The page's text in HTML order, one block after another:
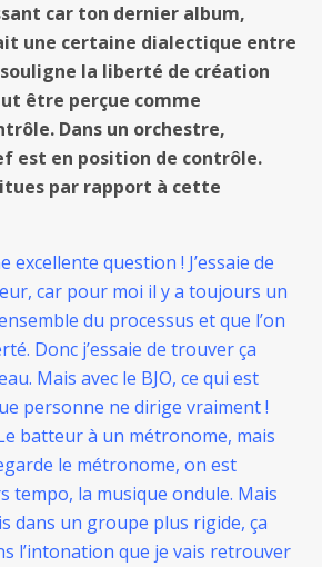
car ton dernier album,
une certaine dialectique entre
la liberté de création
être perçue comme
Dans un orchestre,
est en position de contrôle.
par rapport à cette
excellente question ! J’essaie de
car pour moi il y a toujours un
du processus et que l’on
Donc j’essaie de trouver ça
Mais avec le BJO, ce qui est
personne ne dirige vraiment !
batteur à un métronome, mais
le métronome, on est
tempo, la musique ondule. Mais
dans un groupe plus rigide, ça
l’intonation que je vais retrouver